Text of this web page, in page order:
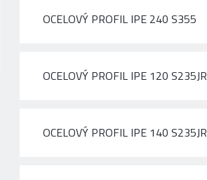
OCELOVÝ PROFIL IPE 240 S355
OCELOVÝ PROFIL IPE 120 S235JR
OCELOVÝ PROFIL IPE 140 S235JR